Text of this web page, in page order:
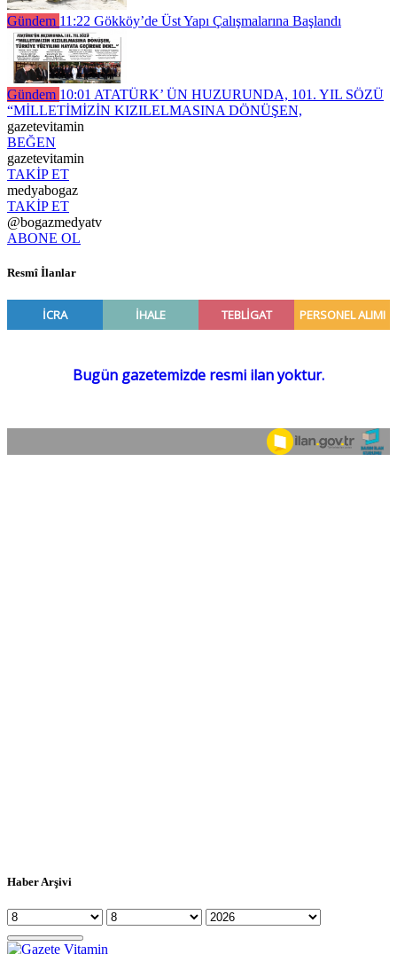
Gündem 11:22 Gökköy’de Üst Yapı Çalışmalarına Başlandı
Gündem 10:01 ATATÜRK’ ÜN HUZURUNDA, 101. YIL SÖZÜ
“MİLLETİMİZİN KIZILELMASINA DÖNÜŞEN,
gazetevitamin
BEĞEN
gazetevitamin
TAKİP ET
medyabogaz
TAKİP ET
@bogazmedyatv
ABONE OL
Resmî İlanlar
Haber Arşivi